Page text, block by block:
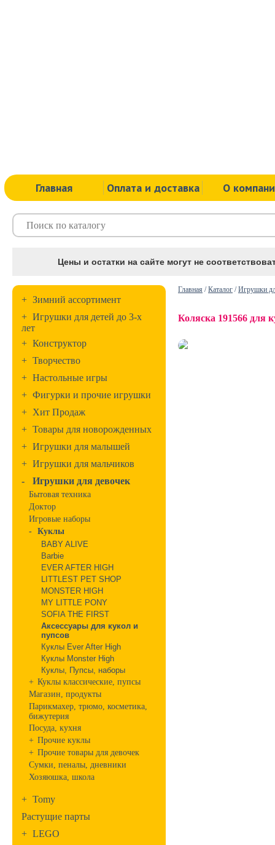
Главная Оплата и доставка О
Цены и остатки на сайте могут не
+ Зимний ассортимент
+ Игрушки для детей до 3-х
лет
+ Конструктор
+ Творчество
+ Настольные игры
+ Фигурки и прочие игрушки
+ Хит Продаж
+ Товары для новорожденных
+ Игрушки для малышей
+ Игрушки для мальчиков
-
Игрушки для девочек
Бытовая техника
Доктор
Игровые наборы
- Куклы
BABY ALIVE
Barbie
EVER AFTER HIGH
LITTLEST PET SHOP
MONSTER HIGH
MY LITTLE PONY
SOFIA THE FIRST
Аксессуары для кукол и
пупсов
Куклы Ever After High
Куклы Monster High
Куклы, Пупсы, наборы
+ Куклы классические, пупсы
Магазин, продукты
Парикмахер, трюмо, косметика,
бижутерия
Посуда, кухня
+ Прочие куклы
+ Прочие товары для девочек
Сумки, пеналы, дневники
Хозяюшка, школа
+ Tomy
Растущие парты
+ LEGO
Главная /Каталог /Игрушки
Коляска 191566 для